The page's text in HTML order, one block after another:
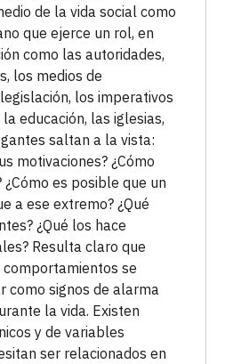
de la vida social como
que ejerce un rol, en
como las autoridades,
los medios de
los imperativos
educación, las iglesias,
saltan a la vista:
motivaciones? ¿Cómo
¿Cómo es posible que un
a ese extremo? ¿Qué
¿Qué los hace
Resulta claro que
se
como signos de alarma
la vida. Existen
y de variables
ser relacionados en